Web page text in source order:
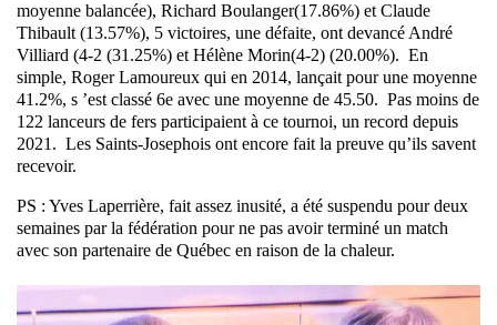
moyenne balancée), Richard Boulanger(17.86%) et Claude
Thibault (13.57%), 5 victoires, une défaite, ont devancé André
Villiard (4-2 (31.25%) et Hélène Morin(4-2) (20.00%). En
simple, Roger Lamoureux qui en 2014, lançait pour une moyenne
41.2%, s ’est classé 6e avec une moyenne de 45.50. Pas moins de
122 lanceurs de fers participaient à ce tournoi, un record depuis
2021. Les Saints-Josephois ont encore fait la preuve qu’ils savent
recevoir.
PS : Yves Laperrière, fait assez inusité, a été suspendu pour deux
semaines par la fédération pour ne pas avoir terminé un match
avec son partenaire de Québec en raison de la chaleur.